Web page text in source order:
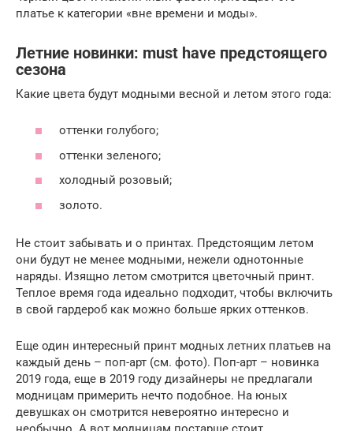
платье к категории «вне времени и моды».
Летние новинки: must have предстоящего
сезона
Какие цвета будут модными весной и летом этого года:
оттенки голубого;
оттенки зеленого;
холодный розовый;
золото.
Не стоит забывать и о принтах. Предстоящим летом
они будут не менее модными, нежели однотонные
наряды. Изящно летом смотрится цветочный принт.
Теплое время года идеально подходит, чтобы включить
в свой гардероб как можно больше ярких оттенков.
Еще один интересный принт модных летних платьев на
каждый день – поп-арт (см. фото). Поп-арт – новинка
2019 года, еще в 2019 году дизайнеры не предлагали
модницам примерить нечто подобное. На юных
девушках он смотрится невероятно интересно и